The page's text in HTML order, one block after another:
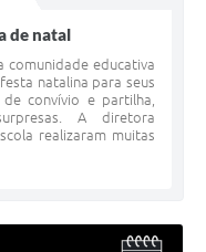
de natal
comunidade educativa
natalina para seus
convívio e partilha,
A diretora
realizaram muitas